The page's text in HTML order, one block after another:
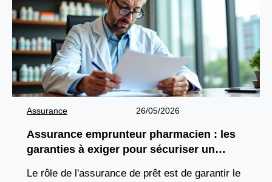
Assurance 26/05/2026
Assurance emprunteur pharmacien : les
garanties à exiger pour sécuriser un
Le rôle de l'assurance de prêt est de garantir le